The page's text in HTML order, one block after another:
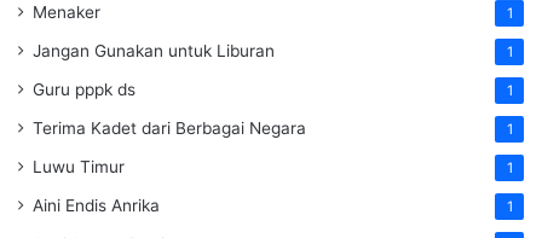
Menaker 1
Jangan Gunakan untuk Liburan 1
Guru pppk ds 1
Terima Kadet dari Berbagai Negara 1
Luwu Timur 1
Aini Endis Anrika 1